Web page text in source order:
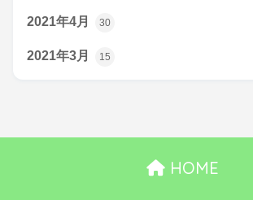
2021年4月 30
2021年3月 15
HOME